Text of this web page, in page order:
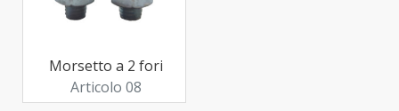
Morsetto a 2 fori
Articolo 08